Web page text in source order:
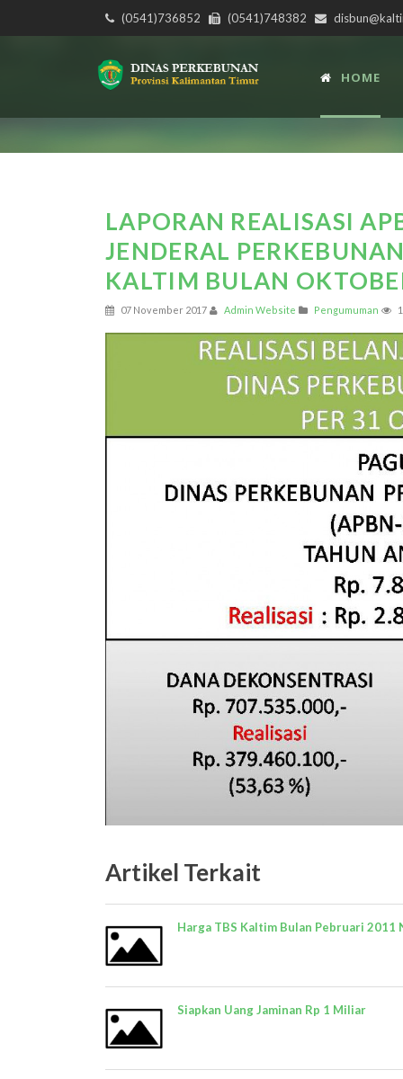
(0541)736852 (0541)748382
HOME
LAPORAN REALISASI
JENDERAL
KALTIM BULAN
07 November 2017 Admin Website Pengumuman
Artikel Terkait
Harga TBS Kaltim Bulan Pebruari 2011
Siapkan Uang Jaminan Rp 1 Miliar